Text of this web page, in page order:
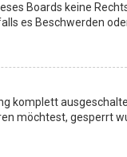
Boards keine
es Beschwerden
komplett
möchtest, gesperrt